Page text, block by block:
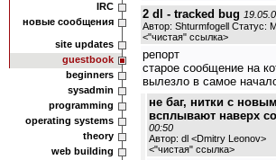
IRC
новые сообщения
site updates
guestbook
beginners
sysadmin
programming
operating systems
theory
web building
2 dl - tracked bug
Автор: Shturmfogell Статус:
<"чистая" ссылка>
репорт
старое сообщение на
вылезло в самое
не баг, нитки с
всплывают наверх
00:50
Автор: dl <Dmitry Leonov>
<"чистая" ссылка>